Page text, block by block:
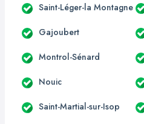
Saint-Léger-la Montagne
Gajoubert
Montrol-Sénard
Nouic
Saint-Martial-sur-Isop